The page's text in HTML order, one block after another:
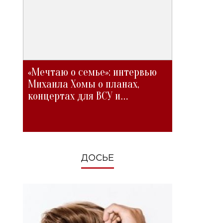
«Мечтаю о семье»: интервью
Михаила Хомы о планах,
концертах для ВСУ и
ДОСЬЕ